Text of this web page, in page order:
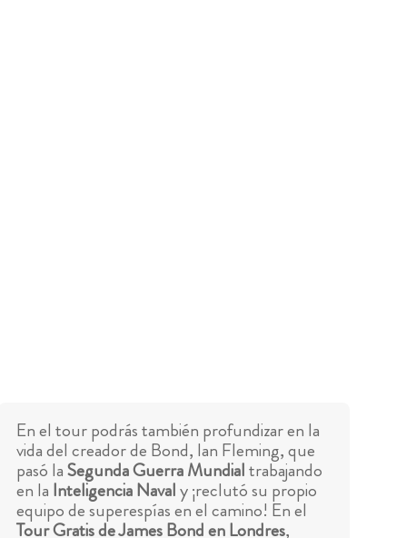
En el tour podrás también profundizar en la
vida del creador de Bond, Ian Fleming, que
pasó laSegunda Guerra Mundialtrabajando
en la Inteligencia Navaly ¡reclutó su propio
equipo de superespías en el camino! En el
Tour Gratis de James Bond en Londres,